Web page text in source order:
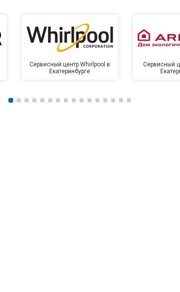
Сервисный центр Whirlpool в
Екатеринбурге
Сервисный